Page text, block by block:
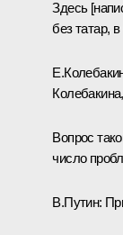
Здесь
без татар,
Вопрос
число
В.Путин: